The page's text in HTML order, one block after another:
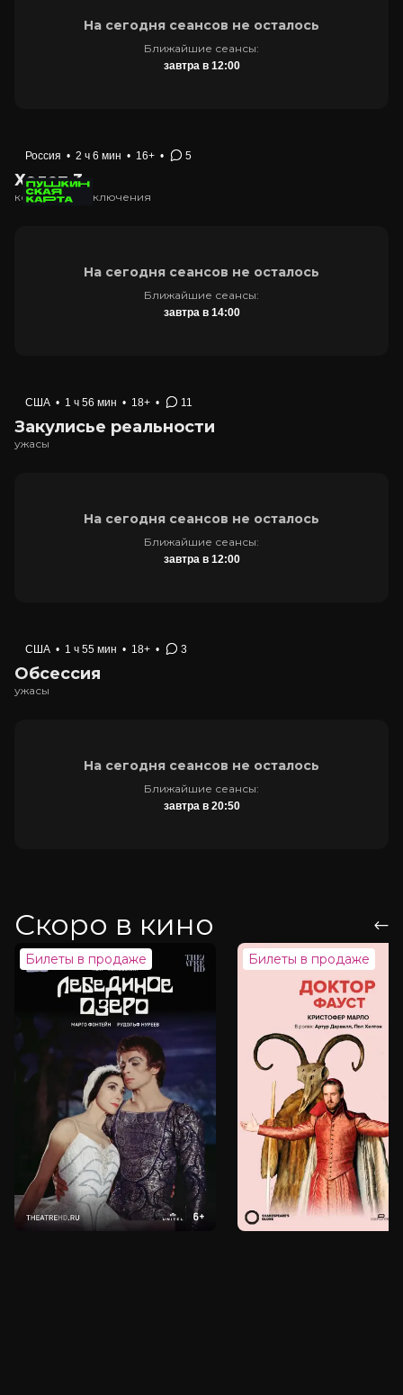
На сегодня сеансов не осталось
Ближайшие сеансы:
завтра в 12:00
Россия • 2 ч 6 мин • 16+ • 5
Холоп 3
комедия, приключения
На сегодня сеансов не осталось
Ближайшие сеансы:
завтра в 14:00
США • 1 ч 56 мин • 18+ • 11
Закулисье реальности
ужасы
На сегодня сеансов не осталось
Ближайшие сеансы:
завтра в 12:00
США • 1 ч 55 мин • 18+ • 3
Обсессия
ужасы
На сегодня сеансов не осталось
Ближайшие сеансы:
завтра в 20:50
Скоро в кино
Билеты в продаже Билеты в продаже